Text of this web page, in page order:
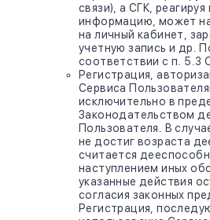
связи), а СГК,
информацию, может
на личный кабинет,
учетную запись и др.
соответствии с п. 5.3
Регистрация,
Сервиса
исключительно в
Законодательством
Пользователя. В
не достиг возраста
считается
наступлением иных
указанные действия
согласия законных
Регистрация,